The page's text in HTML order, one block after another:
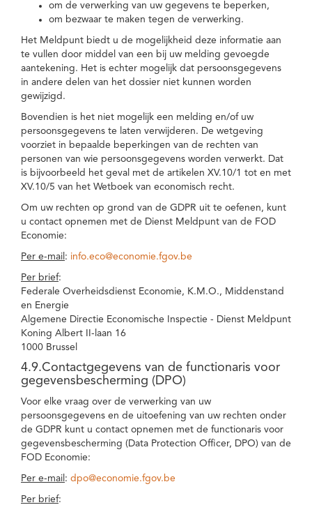
om de verwerking van uw gegevens te beperken,
om bezwaar te maken tegen de verwerking.
Het Meldpunt biedt u de mogelijkheid deze informatie aan
te vullen door middel van een bij uw melding gevoegde
aantekening. Het is echter mogelijk dat persoonsgegevens
in andere delen van het dossier niet kunnen worden
gewijzigd.
Bovendien is het niet mogelijk een melding en/of uw
persoonsgegevens te laten verwijderen. De wetgeving
voorziet in bepaalde beperkingen van de rechten van
personen van wie persoonsgegevens worden verwerkt. Dat
is bijvoorbeeld het geval met de artikelen XV.10/1 tot en met
XV.10/5 van het Wetboek van economisch recht.
Om uw rechten op grond van de GDPR uit te oefenen, kunt
u contact opnemen met de Dienst Meldpunt van de FOD
Economie:
Per e-mail : info.eco@economie.fgov.be
Per brief:
Federale Overheidsdienst Economie, K.M.O., Middenstand
en Energie
Algemene Directie Economische Inspectie - Dienst Meldpunt
Koning Albert II-laan 16
1000 Brussel
4.9.Contactgegevens van de functionaris voor
gegevensbescherming (DPO)
Voor elke vraag over de verwerking van uw
persoonsgegevens en de uitoefening van uw rechten onder
de GDPR kunt u contact opnemen met de functionaris voor
gegevensbescherming (Data Protection Officer, DPO) van de
FOD Economie:
Per e-mail : dpo@economie.fgov.be
Per brief: